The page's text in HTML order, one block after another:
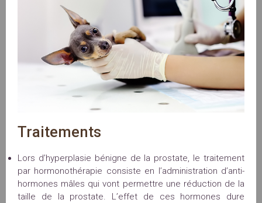
Traitements
Lors d’hyperplasie bénigne de la prostate, le traitement
par hormonothérapie consiste en l’administration d’anti-
hormones mâles qui vont permettre une réduction de la
taille de la prostate. L’effet de ces hormones dure